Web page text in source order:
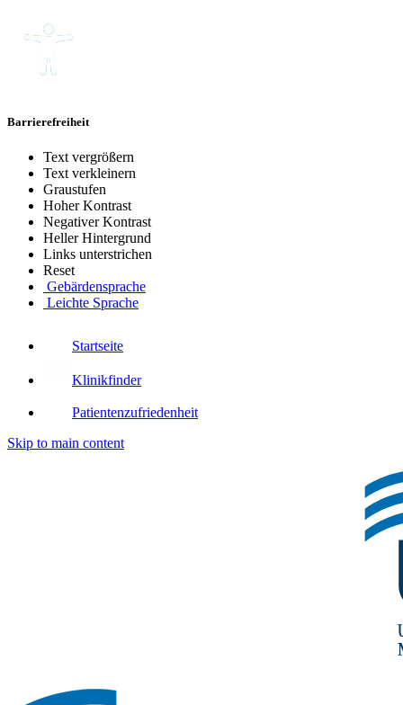
Barrierefreiheit
Text vergrößern
Text verkleinern
Graustufen
Hoher Kontrast
Negativer Kontrast
Heller Hintergrund
Links unterstrichen
Reset
Gebärdensprache
Leichte Sprache
Startseite
Klinikfinder
Patientenzufriedenheit
Skip to main content